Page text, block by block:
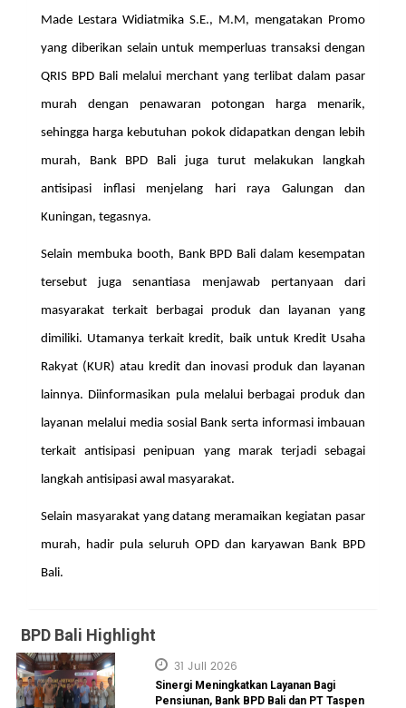
Made Lestara Widiatmika S.E., M.M, mengatakan Promo
yang diberikan selain untuk memperluas transaksi dengan
QRIS BPD Bali melalui merchant yang terlibat dalam pasar
murah dengan penawaran potongan harga menarik,
sehingga harga kebutuhan pokok didapatkan dengan lebih
murah, Bank BPD Bali juga turut melakukan langkah
antisipasi inflasi menjelang hari raya Galungan dan
Kuningan, tegasnya.
Selain membuka booth, Bank BPD Bali dalam kesempatan
tersebut juga senantiasa menjawab pertanyaan dari
masyarakat terkait berbagai produk dan layanan yang
dimiliki. Utamanya terkait kredit, baik untuk Kredit Usaha
Rakyat (KUR) atau kredit dan inovasi produk dan layanan
lainnya. Diinformasikan pula melalui berbagai produk dan
layanan melalui media sosial Bank serta informasi imbauan
terkait antisipasi penipuan yang marak terjadi sebagai
langkah antisipasi awal masyarakat.
Selain masyarakat yang datang meramaikan kegiatan pasar
murah, hadir pula seluruh OPD dan karyawan Bank BPD
Bali.
BPD Bali Highlight
31 Juli 2026
Sinergi Meningkatkan Layanan Bagi
Pensiunan, Bank BPD Bali dan PT Taspen